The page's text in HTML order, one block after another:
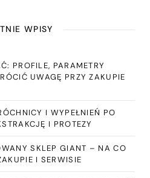
WPISY
PROFILE, PARAMETRY
UWAGĘ PRZY ZAKUPIE
I WYPEŁNIEŃ PO
I PROTEZY
SKLEP GIANT – NA CO
I SERWISIE